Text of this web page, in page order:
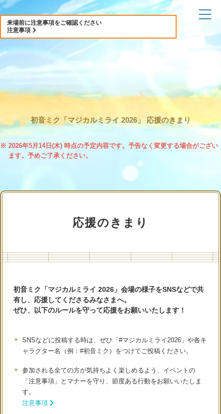
来場前に注意事項をご確認ください
注意事項
初音ミク「マジカルミライ 2026」 応援のきまり
※ 2026年5月14日(木) 時点の予定内容です。予告なく変更する場合がござい
ます。予めご了承ください。
応援のきまり
初音ミク「マジカルミライ 2026」会場の様子をSNSなどで共
有し、応援してくださるみなさまへ。
ぜひ、以下のルールを守って応援をお願いいたします！
SNSなどに投稿する時は、ぜひ「#マジカルミライ2026」や各キ
ャラクター名（例：#初音ミク）をつけてご投稿ください。
参加される全ての方が気持ちよく楽しめるよう、イベントの
「注意事項」とマナーを守り、節度ある行動をお願いいたしま
す。
注意事項